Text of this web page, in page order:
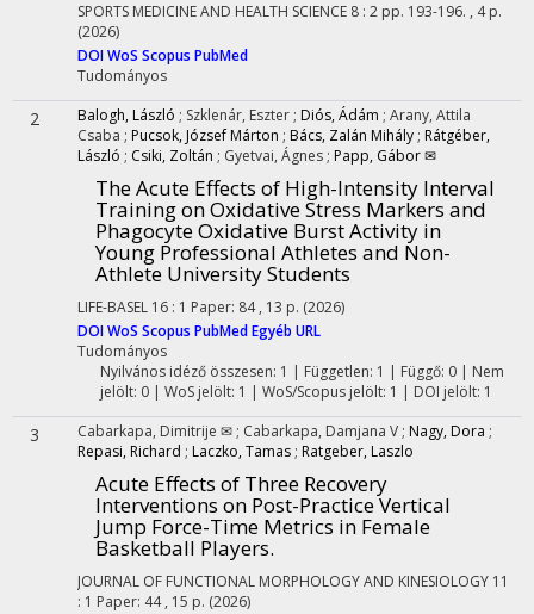
SPORTS MEDICINE AND HEALTH SCIENCE 8 : 2 pp. 193-196. , 4 p.
(2026)
DOIWoS Scopus PubMed
Tudományos
2 Balogh, László ; Szklenár, Eszter ; Diós, Ádám ; Arany, Attila
Csaba ; Pucsok, József Márton ; Bács, Zalán Mihály ; Rátgéber,
László ; Csiki, Zoltán ; Gyetvai, Ágnes ; Papp, Gábor ✉
The Acute Effects of High-Intensity Interval
Training on Oxidative Stress Markers and
Phagocyte Oxidative Burst Activity in
Young Professional Athletes and Non-
Athlete University Students
LIFE-BASEL 16 : 1 Paper: 84 , 13 p. (2026)
DOIWoS Scopus PubMedEgyéb URL
Tudományos
Nyilvános idéző összesen: 1 | Független: 1 | Függő: 0 | Nem
jelölt: 0 | WoS jelölt: 1 | WoS/Scopus jelölt: 1 | DOI jelölt: 1
3 Cabarkapa, Dimitrije ✉ ; Cabarkapa, Damjana V ; Nagy, Dora ;
Repasi, Richard ; Laczko, Tamas ; Ratgeber, Laszlo
Acute Effects of Three Recovery
Interventions on Post-Practice Vertical
Jump Force-Time Metrics in Female
Basketball Players.
JOURNAL OF FUNCTIONAL MORPHOLOGY AND KINESIOLOGY 11
: 1 Paper: 44 , 15 p. (2026)